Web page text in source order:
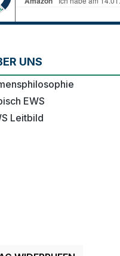
UNS
EWS
Leitbild